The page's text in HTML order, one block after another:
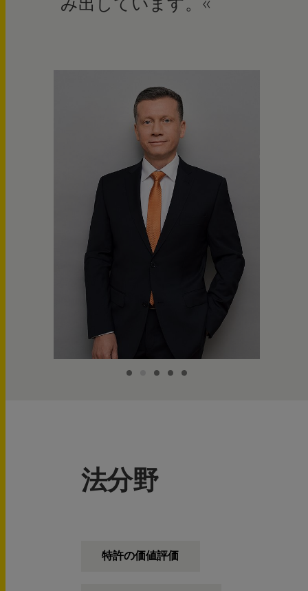
み出しています。
法分野
特許の価値評価